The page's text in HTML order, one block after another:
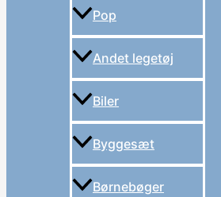
Pop
Andet legetøj
Biler
Byggesæt
Børnebøger